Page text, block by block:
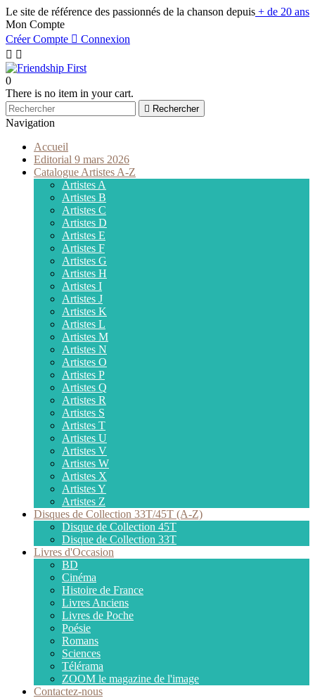
Le site de référence des passionnés de la chanson depuis + de 20 ans
Mon Compte
Créer Compte  Connexion
 
0
There is no item in your cart.
 Rechercher
Navigation
Accueil
Editorial 9 mars 2026
Catalogue Artistes A-Z
Artistes A
Artistes B
Artistes C
Artistes D
Artistes E
Artistes F
Artistes G
Artistes H
Artistes I
Artistes J
Artistes K
Artistes L
Artistes M
Artistes N
Artistes O
Artistes P
Artistes Q
Artistes R
Artistes S
Artistes T
Artistes U
Artistes V
Artistes W
Artistes X
Artistes Y
Artistes Z
Disques de Collection 33T/45T (A-Z)
Disque de Collection 45T
Disque de Collection 33T
Livres d'Occasion
BD
Cinéma
Histoire de France
Livres Anciens
Livres de Poche
Poésie
Romans
Sciences
Télérama
ZOOM le magazine de l'image
Contactez-nous